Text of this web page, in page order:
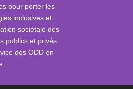
pour porter les
inclusives et
sociétale des
publics et privés
des ODD en